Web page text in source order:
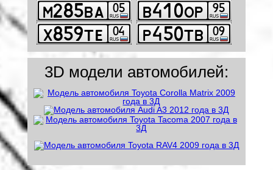
3D модели автомобилей: